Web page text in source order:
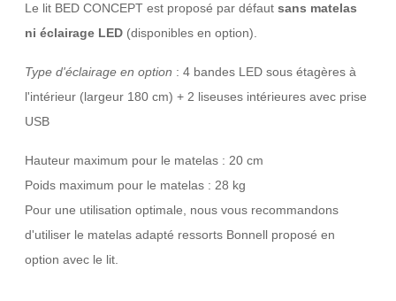
Le lit BED CONCEPT est proposé par défaut sans matelas
ni éclairage LED (disponibles en option).
Type d'éclairage en option : 4 bandes LED sous étagères à
l'intérieur (largeur 180 cm) + 2 liseuses intérieures avec prise
USB
Hauteur maximum pour le matelas : 20 cm
Poids maximum pour le matelas : 28 kg
Pour une utilisation optimale, nous vous recommandons
d'utiliser le matelas adapté ressorts Bonnell proposé en
option avec le lit.